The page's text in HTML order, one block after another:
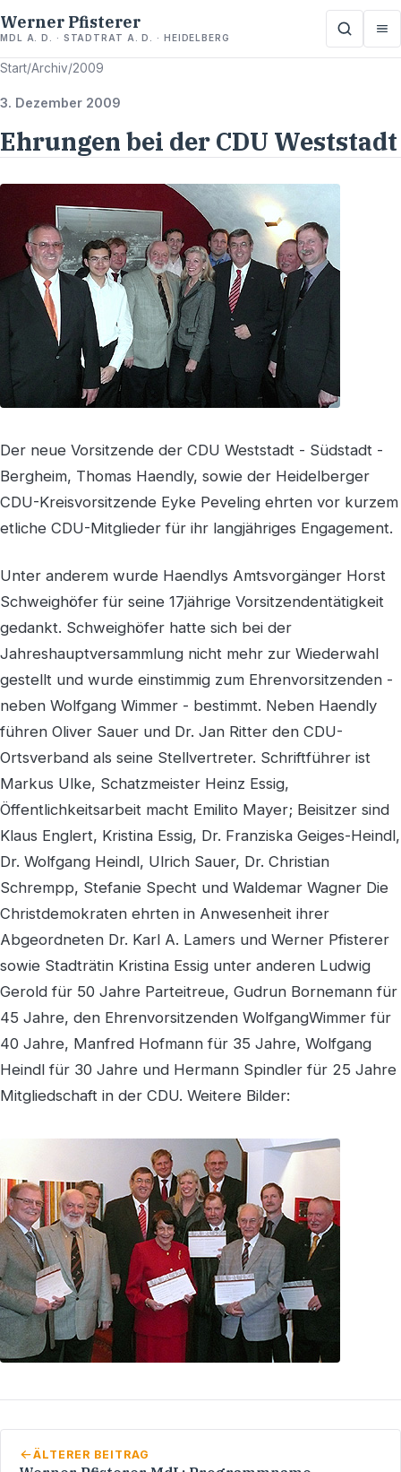
Werner Pfisterer
MDL A. D. · STADTRAT A. D. · HEIDELBERG
Start/Archiv/2009
3. Dezember 2009
Ehrungen bei der CDU Weststadt
Der neue Vorsitzende der CDU Weststadt - Südstadt -
Bergheim, Thomas Haendly, sowie der Heidelberger
CDU-Kreisvorsitzende Eyke Peveling ehrten vor kurzem
etliche CDU-Mitglieder für ihr langjähriges Engagement.
Unter anderem wurde Haendlys Amtsvorgänger Horst
Schweighöfer für seine 17jährige Vorsitzendentätigkeit
gedankt. Schweighöfer hatte sich bei der
Jahreshauptversammlung nicht mehr zur Wiederwahl
gestellt und wurde einstimmig zum Ehrenvorsitzenden -
neben Wolfgang Wimmer - bestimmt. Neben Haendly
führen Oliver Sauer und Dr. Jan Ritter den CDU-
Ortsverband als seine Stellvertreter. Schriftführer ist
Markus Ulke, Schatzmeister Heinz Essig,
Öffentlichkeitsarbeit macht Emilito Mayer; Beisitzer sind
Klaus Englert, Kristina Essig, Dr. Franziska Geiges-Heindl,
Dr. Wolfgang Heindl, Ulrich Sauer, Dr. Christian
Schrempp, Stefanie Specht und Waldemar Wagner Die
Christdemokraten ehrten in Anwesenheit ihrer
Abgeordneten Dr. Karl A. Lamers und Werner Pfisterer
sowie Stadträtin Kristina Essig unter anderen Ludwig
Gerold für 50 Jahre Parteitreue, Gudrun Bornemann für
45 Jahre, den Ehrenvorsitzenden WolfgangWimmer für
40 Jahre, Manfred Hofmann für 35 Jahre, Wolfgang
Heindl für 30 Jahre und Hermann Spindler für 25 Jahre
Mitgliedschaft in der CDU. Weitere Bilder:
ÄLTERER BEITRAG